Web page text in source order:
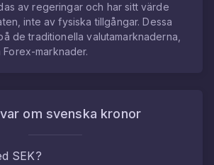
av regeringar och har sitt värde
inte av fysiska tillgångar. Dessa
de traditionella valutamarknaderna,
marknader.
om svenska kronor
SEK?